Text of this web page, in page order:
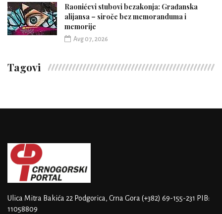
Raonićevi stubovi bezakonja: Građanska
alijansa – siroče bez memoranduma i
memorije
Avg 07, 2026
Tagovi
Ulica Mitra Bakića 22 Podgorica, Crna Gora (+382) 69-155-231 PIB:
11058809